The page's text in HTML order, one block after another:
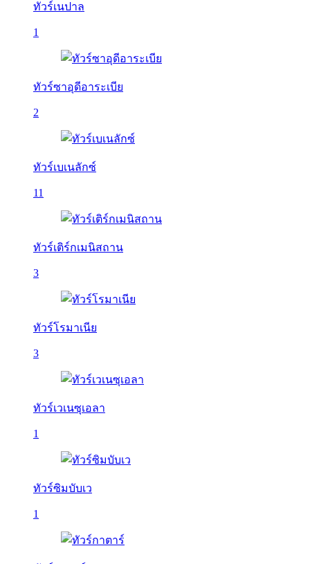
ทัวร์เนปาล
1
ทัวร์ซาอุดีอาระเบีย
2
ทัวร์เบเนลักซ์
11
ทัวร์เติร์กเมนิสถาน
3
ทัวร์โรมาเนีย
3
ทัวร์เวเนซุเอลา
1
ทัวร์ซิมบับเว
1